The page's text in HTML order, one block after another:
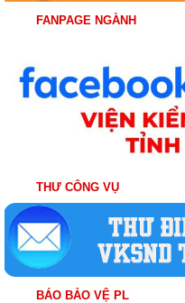
FANPAGE NGÀNH
THƯ CÔNG VỤ
BÁO BẢO VỆ PL